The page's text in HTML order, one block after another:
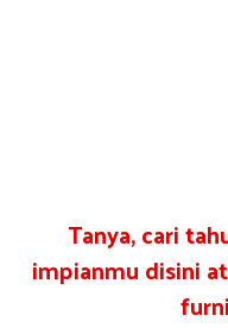
Tanya, cari
impianmu disini